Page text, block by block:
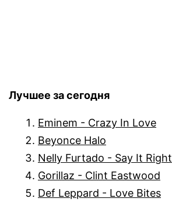
Лучшее за сегодня
Eminem - Crazy In Love
Beyonce Halo
Nelly Furtado - Say It Right
Gorillaz - Clint Eastwood
Def Leppard - Love Bites